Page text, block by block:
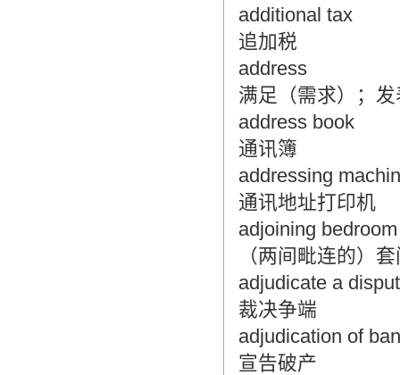
additional tax
追加税
address
满足（需求）；
address book
通讯簿
addressing
通讯地址打印机
adjoining bedroom
（两间毗连的）
adjudicate a
裁决争端
adjudication of
宣告破产